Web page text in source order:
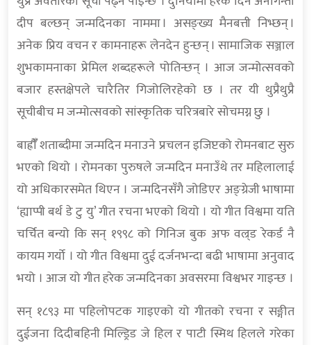
दीप बल्छन् जन्मदिनका नाममा । असङ्ख्य मैनबत्ती निभ्छन् ।
अनेक प्रिय वचन र कामनाहरू लेनदेन हुन्छन् । सामाजिक सञ्जाल
शुभकामनाका प्रेमिल शब्दहरूले पोतिन्छन् । आज जन्मोत्सवको
बजार हस्तक्षेपले चारैतिर गिजोलिरहेको छ । तर यी थुप्रैथुप्रै
सूचीबीच म जन्मोत्सवको सांस्कृतिक चरित्रबारे सोचमग्न छु ।
बाह्रौँँ शताब्दीमा जन्मदिन मनाउने प्रचलन इजिप्टको रोमनबाट सुरु
भएको थियो । रोमनका पुरुषले जन्मदिन मनाउँथे तर महिलालाई
यो अधिकारसमेत थिएन । जन्मदिनसँगै जोडिएर अङ्ग्रेजी भाषामा
‘ह्याप्पी बर्थ डे टु यु’ गीत रचना भएको थियो । यो गीत विश्वमा यति
चर्चित बन्यो कि सन् १९९८ को गिनिज बुक अफ वल्र्ड रेकर्ड नै
कायम गर्यो । यो गीत विश्वमा दुई दर्जनभन्दा बढी भाषामा अनुवाद
भयो । आज यो गीत हरेक जन्मदिनका अवसरमा विश्वभर गाइन्छ ।
सन् १८९३ मा पहिलोपटक गाइएको यो गीतको रचना र सङ्गीत
दुईजना दिदीबहिनी मिल्ड्रिड जे हिल र पाटी स्मिथ हिलले गरेका